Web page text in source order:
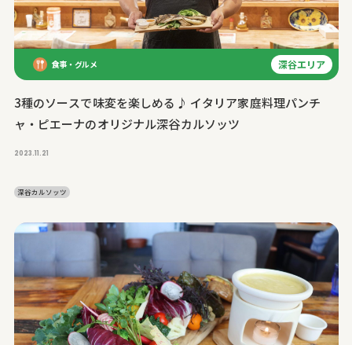
食事・グルメ 深谷エリア
3種のソースで味変を楽しめる♪ イタリア家庭料理パンチ
ャ・ピエーナのオリジナル深谷カルソッツ
2023.11.21
深谷カルソッツ